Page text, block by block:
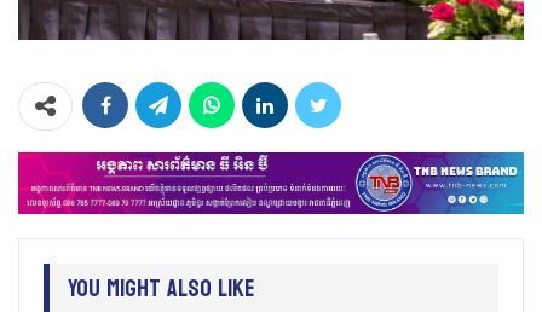
You Might Also Like